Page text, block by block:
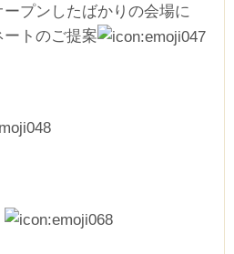
プンしたばかりの会場に
トのご提案